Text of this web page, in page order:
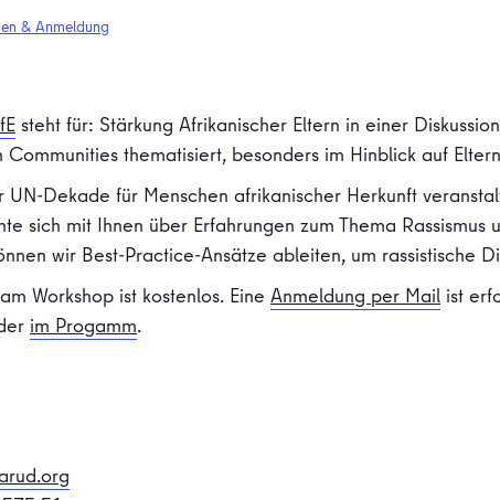
& Anmeldung
steht für: Stärkung Afrikanischer Eltern in einer
Communities thematisiert, besonders im Hinblick auf
UN-Dekade für Menschen afrikanischer Herkunft
sich mit Ihnen über Erfahrungen zum Thema
wir Best-Practice-Ansätze ableiten, um rassistische
Workshop ist kostenlos. Eine Anmeldung per Mail ist
im Progamm.